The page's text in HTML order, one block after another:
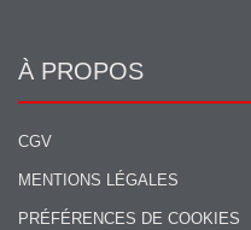
À PROPOS
CGV
MENTIONS LÉGALES
PRÉFÉRENCES DE COOKIES